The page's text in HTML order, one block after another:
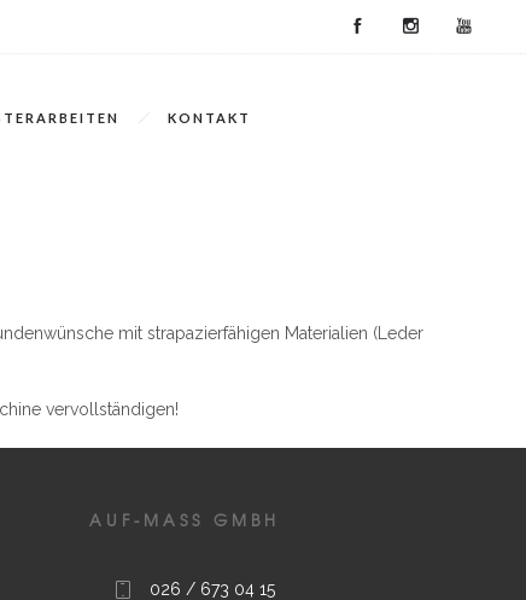
KONTAKT
mit strapazierfähigen Materialien (Leder
vervollständigen!
AUF-MASS GMBH
026 / 673 04 15